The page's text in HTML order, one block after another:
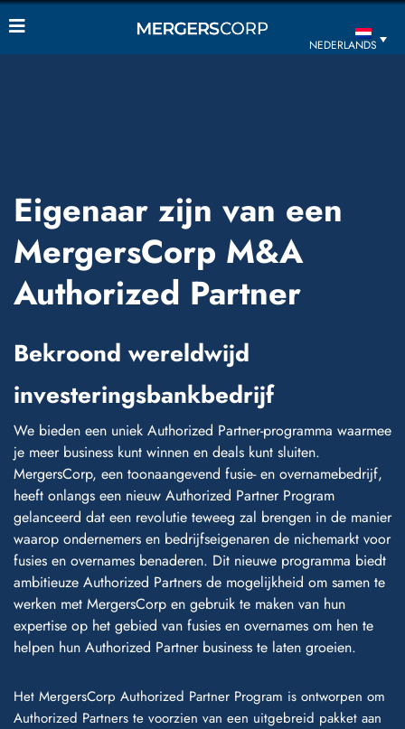
NEDERLANDS
Eigenaar zijn van een
MergersCorp M&A
Authorized Partner
Bekroond wereldwijd
investeringsbankbedrijf
We bieden een uniek Authorized Partner-programma waarmee
je meer business kunt winnen en deals kunt sluiten.
MergersCorp, een toonaangevend fusie- en overnamebedrijf,
heeft onlangs een nieuw Authorized Partner Program
gelanceerd dat een revolutie teweeg zal brengen in de manier
waarop ondernemers en bedrijfseigenaren de nichemarkt voor
fusies en overnames benaderen. Dit nieuwe programma biedt
ambitieuze Authorized Partners de mogelijkheid om samen te
werken met MergersCorp en gebruik te maken van hun
expertise op het gebied van fusies en overnames om hen te
helpen hun Authorized Partner business te laten groeien.
Het MergersCorp Authorized Partner Program is ontworpen om
Authorized Partners te voorzien van een uitgebreid pakket aan